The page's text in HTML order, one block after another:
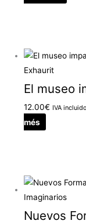
Exhaurit
El museo
12.00€ IVA incluido
més
Nuevos